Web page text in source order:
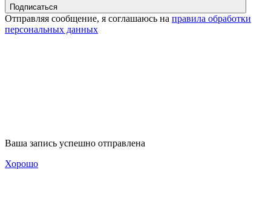
Подписаться
Отправляя сообщение, я соглашаюсь на правила обработки
персональных данных
Ваша запись успешно отправлена
Хорошо